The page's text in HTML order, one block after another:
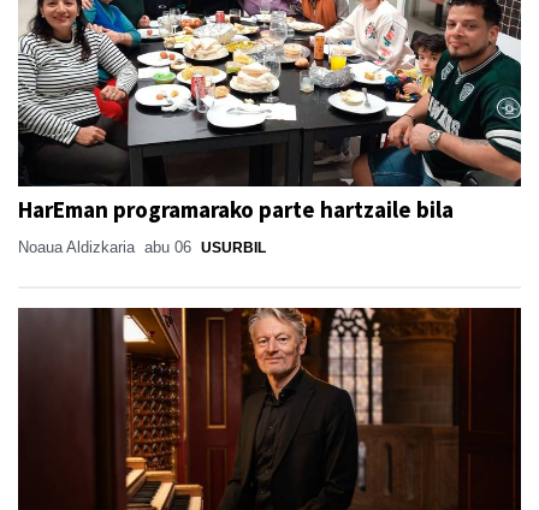
HarEman programarako parte hartzaile bila
Noaua Aldizkaria abu 06 USURBIL